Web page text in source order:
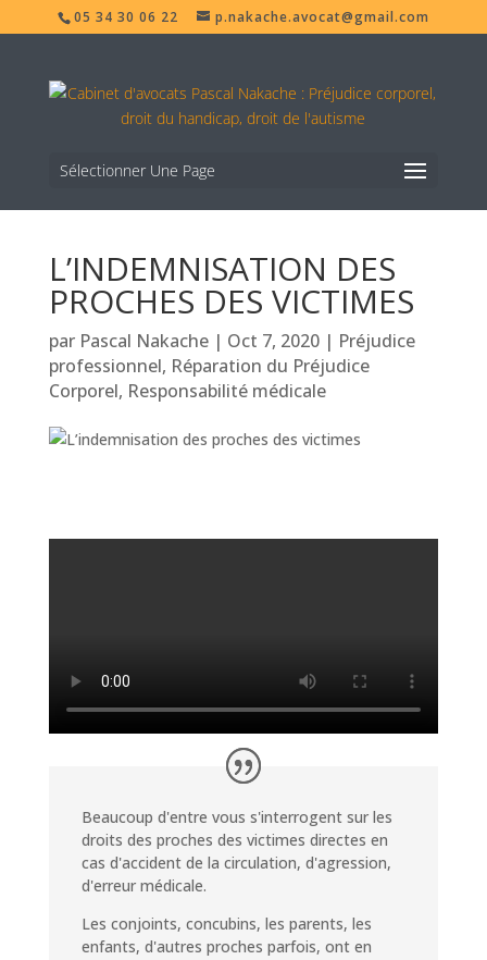
05 34 30 06 22 p.nakache.avocat@gmail.com
Sélectionner Une Page
L’INDEMNISATION DES
PROCHES DES VICTIMES
par Pascal Nakache| Oct 7, 2020| Préjudice
professionnel, Réparation du Préjudice
Corporel, Responsabilité médicale
Beaucoup d'entre vous s'interrogent sur les
droits des proches des victimes directes en
cas d'accident de la circulation, d'agression,
d'erreur médicale.
Les conjoints, concubins, les parents, les
enfants, d'autres proches parfois, ont en